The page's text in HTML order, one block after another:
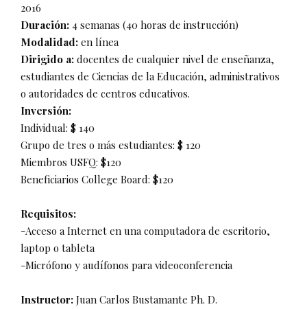
2016
Duración: 4 semanas (40 horas de instrucción)
Modalidad: en línea
Dirigido a: docentes de cualquier nivel de enseñanza,
estudiantes de Ciencias de la Educación, administrativos
o autoridades de centros educativos.
Inversión:
Individual: $ 140
Grupo de tres o más estudiantes: $ 120
Miembros USFQ: $120
Beneficiarios College Board: $120
Requisitos:
-Acceso a Internet en una computadora de escritorio,
laptop o tableta
-Micrófono y audífonos para videoconferencia
Instructor: Juan Carlos Bustamante Ph. D.